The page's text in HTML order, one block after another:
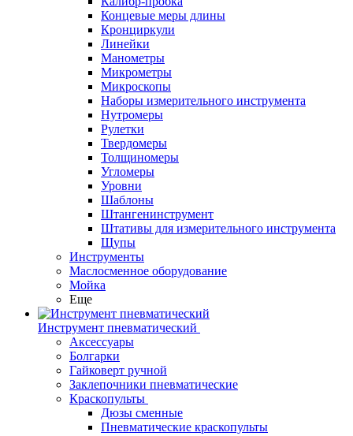
Концевые меры длины
Кронциркули
Линейки
Манометры
Микрометры
Микроскопы
Наборы измерительного инструмента
Нутромеры
Рулетки
Твердомеры
Толщиномеры
Угломеры
Уровни
Шаблоны
Штангенинструмент
Штативы для измерительного инструмента
Щупы
Инструменты
Маслосменное оборудование
Мойка
Еще
Инструмент пневматический
Аксессуары
Болгарки
Гайковерт ручной
Заклепочники пневматические
Краскопульты
Дюзы сменные
Пневматические краскопульты